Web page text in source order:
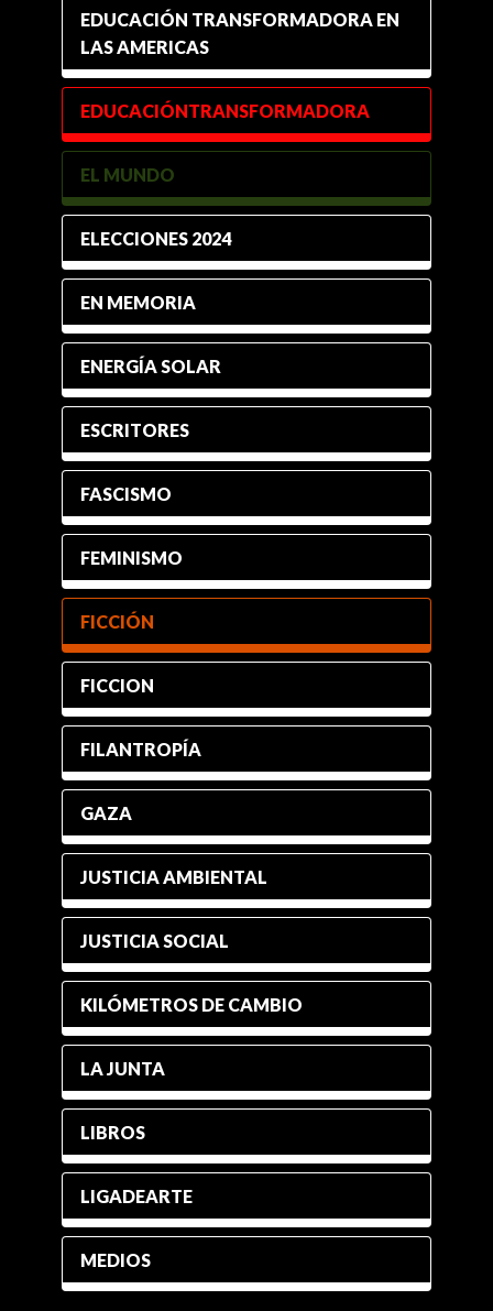
EDUCACIÓN TRANSFORMADORA EN
LAS AMERICAS
EDUCACIÓNTRANSFORMADORA
EL MUNDO
ELECCIONES 2024
EN MEMORIA
ENERGÍA SOLAR
ESCRITORES
FASCISMO
FEMINISMO
FICCIÓN
FICCION
FILANTROPÍA
GAZA
JUSTICIA AMBIENTAL
JUSTICIA SOCIAL
KILÓMETROS DE CAMBIO
LA JUNTA
LIBROS
LIGADEARTE
MEDIOS